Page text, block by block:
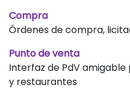
Compra
Órdenes de compra,
Punto de venta
Interfaz de PdV
y restaurantes